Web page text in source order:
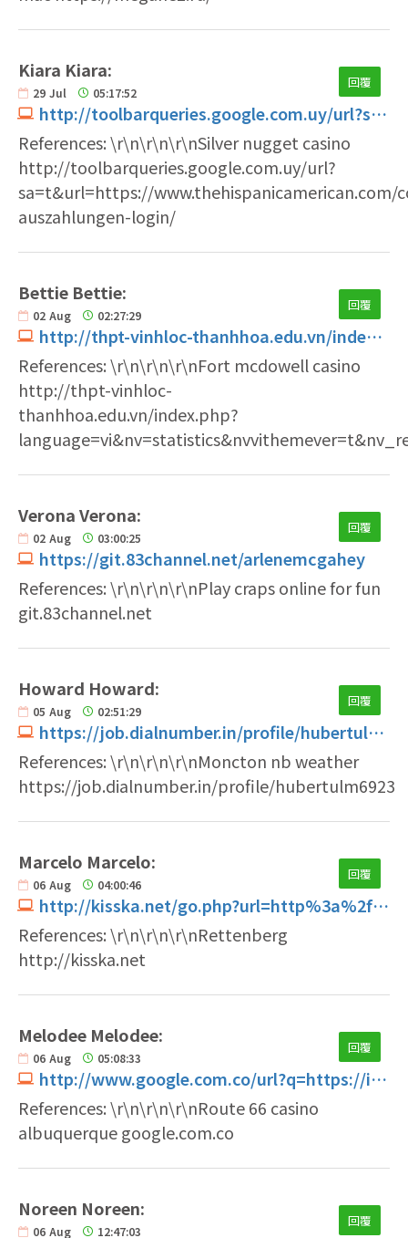
Kiara Kiara:
29 Jul 05:17:52
http://toolbarqueries.google.com.uy/url?sa=t&url=https://www.thehispanicamerican.com/companies/sofortige-auszahlungen-login
回覆
References: \r\n\r\n\r\nSilver nugget casino
http://toolbarqueries.google.com.uy/url?
sa=t&url=https://www.thehispanicamerican.com/
auszahlungen-login/
Bettie Bettie:
02 Aug 02:27:29
http://thpt-vinhloc-thanhhoa.edu.vn/index.php?language=vi&nv=statistics&nvvithemever=t&nv_redirect=aHR0cHM6Ly93d3cucGFqb2IuY2gvZW1wbG95ZXIvaW5zdGFudHByb2R1a3Qtd2lraXBlZGlhLw
回覆
References: \r\n\r\n\r\nFort mcdowell casino
http://thpt-vinhloc-
thanhhoa.edu.vn/index.php?
Verona Verona:
02 Aug 03:00:25
https://git.83channel.net/arlenemcgahey
回覆
References: \r\n\r\n\r\nPlay craps online for fun
git.83channel.net
Howard Howard:
05 Aug 02:51:29
https://job.dialnumber.in/profile/hubertulm6923
回覆
References: \r\n\r\n\r\nMoncton nb weather
https://job.dialnumber.in/profile/hubertulm6923
Marcelo Marcelo:
06 Aug 04:00:46
http://kisska.net/go.php?url=http%3a%2f%2fwww.euroruslpg.ru%2Fcatalog%2Fgroup57%2Fitem461%2Faction.redirect%2Furl%2FaHR0cHM6Ly9pbnN0YW50Y2FzaW5vZGV1dHNjaGxhbmQuZGUv
回覆
References: \r\n\r\n\r\nRettenberg
http://kisska.net
Melodee Melodee:
06 Aug 05:08:33
http://www.google.com.co/url?q=https://illustrators.ru/away?link=https://williz.info/away?link=//instantcasinodeutschland.de
回覆
References: \r\n\r\n\r\nRoute 66 casino
albuquerque google.com.co
Noreen Noreen:
06 Aug 12:47:03
回覆